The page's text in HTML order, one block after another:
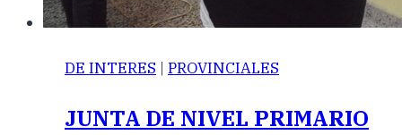
DE INTERES | PROVINCIALES
JUNTA DE NIVEL PRIMARIO